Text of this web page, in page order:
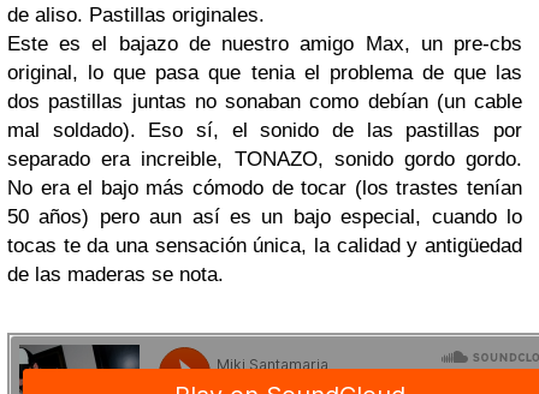
de aliso. Pastillas originales.
Este es el bajazo de nuestro amigo Max, un pre-cbs
original, lo que pasa que tenia el problema de que las
dos pastillas juntas no sonaban como debían (un cable
mal soldado). Eso sí, el sonido de las pastillas por
separado era increible, TONAZO, sonido gordo gordo.
No era el bajo más cómodo de tocar (los trastes tenían
50 años) pero aun así es un bajo especial, cuando lo
tocas te da una sensación única, la calidad y antigüedad
de las maderas se nota.